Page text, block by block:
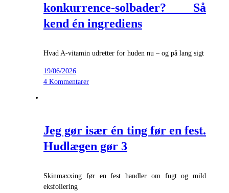
konkurrence-solbader? Så
kend én ingrediens
Hvad A-vitamin udretter for huden nu – og på lang sigt
19/06/2026
4 Kommentarer
Jeg gør især én ting før en fest.
Hudlægen gør 3
Skinmaxxing før en fest handler om fugt og mild
eksfoliering